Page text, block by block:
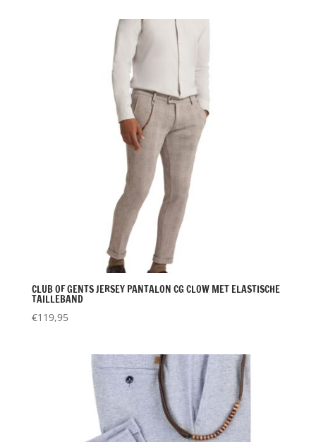
CLUB OF GENTS JERSEY PANTALON CG CLOW MET ELASTISCHE
TAILLEBAND
€119,95